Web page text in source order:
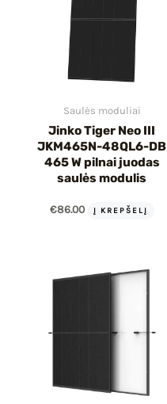
Saulės moduliai
Jinko Tiger Neo III
JKM465N-48QL6-DB
465 W pilnai juodas
saulės modulis
€86.00 Į KREPŠELĮ